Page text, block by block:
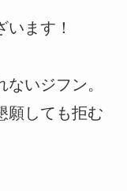
ます！
いジフン。
願しても拒む